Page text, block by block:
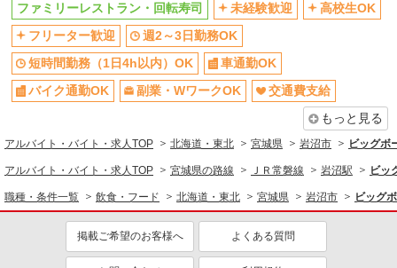
ファミリーレストラン・回転寿司 未経験歓迎
高校生OK
フリーター歓迎
週2～3日勤務OK
短時間勤務（1日4h以内）OK
車通勤OK
バイク通勤OK
副業・WワークOK
交通費支給
もっと見る
アルバイト・バイト・求人TOP 北海道・東北 宮城県 岩沼市 ビッグボ
アルバイト・バイト・求人TOP 宮城県の路線 ＪＲ常磐線 岩沼駅 ビッ
職種・条件一覧 飲食・フード 北海道・東北 宮城県 岩沼市 ビッグ
掲載ご希望のお客様へ よくある質問